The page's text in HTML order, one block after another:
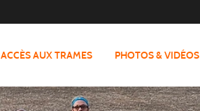
ACCÈS AUX TRAMES PHOTOS & VIDÉOS